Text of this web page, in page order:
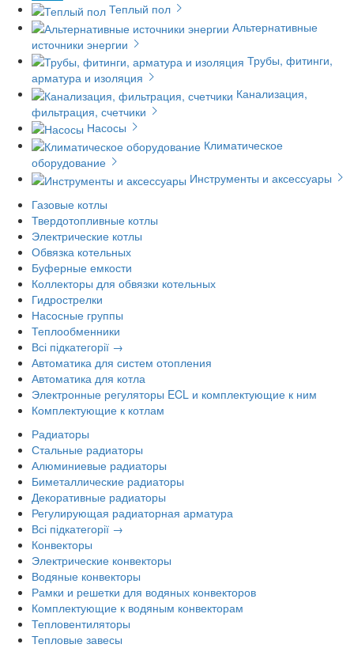
Теплый пол
Альтернативные
источники энергии
Трубы, фитинги,
арматура и изоляция
Канализация,
фильтрация, счетчики
Насосы
Климатическое
оборудование
Инструменты и аксессуары
Газовые котлы
Твердотопливные котлы
Электрические котлы
Обвязка котельных
Буферные емкости
Коллекторы для обвязки котельных
Гидрострелки
Насосные группы
Теплообменники
Всі підкатегорії →
Автоматика для систем отопления
Автоматика для котла
Электронные регуляторы ECL и комплектующие к ним
Комплектующие к котлам
Радиаторы
Стальные радиаторы
Алюминиевые радиаторы
Биметаллические радиаторы
Декоративные радиаторы
Регулирующая радиаторная арматура
Всі підкатегорії →
Конвекторы
Электрические конвекторы
Водяные конвекторы
Рамки и решетки для водяных конвекторов
Комплектующие к водяным конвекторам
Тепловентиляторы
Тепловые завесы